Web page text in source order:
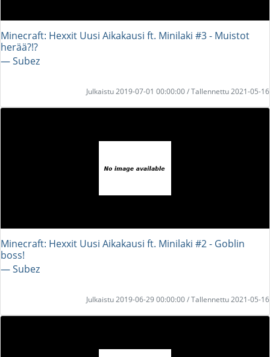
Minecraft: Hexxit Uusi Aikakausi ft. Minilaki #3 - Muistot
herää?!?
― Subez
Julkaistu 2019-07-01 00:00:00 / Tallennettu 2021-05-16
Minecraft: Hexxit Uusi Aikakausi ft. Minilaki #2 - Goblin
boss!
― Subez
Julkaistu 2019-06-29 00:00:00 / Tallennettu 2021-05-16